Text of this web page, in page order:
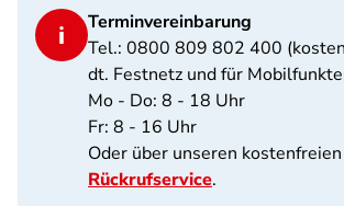
Terminvereinbarung
Tel.: 0800 809 802 400
dt. Festnetz und für
Mo - Do: 8 - 18 Uhr
Fr: 8 - 16 Uhr
Oder über unseren kostenfreien
Rückrufservice.